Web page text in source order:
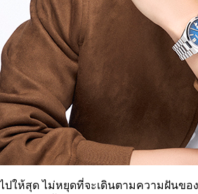
ห้สุด ไม่หยุดที่จะเดินตามความฝันขอ